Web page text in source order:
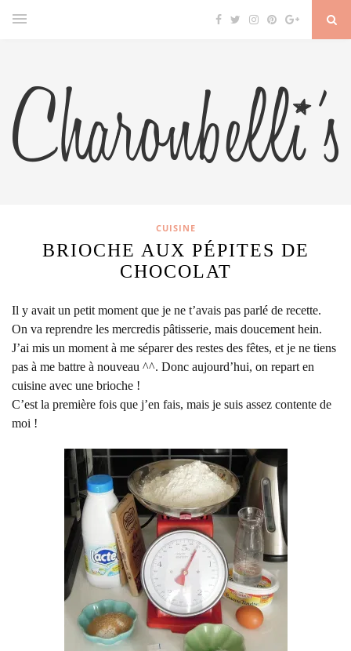
CUISINE
BRIOCHE AUX PÉPITES DE
CHOCOLAT
Il y avait un petit moment que je ne t’avais pas parlé de recette.
On va reprendre les mercredis pâtisserie, mais doucement hein.
J’ai mis un moment à me séparer des restes des fêtes, et je ne tiens
pas à me battre à nouveau ^^. Donc aujourd’hui, on repart en
cuisine avec une brioche !
C’est la première fois que j’en fais, mais je suis assez contente de
moi !